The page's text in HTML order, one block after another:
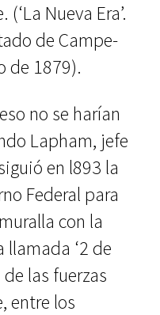
Nueva Era’.
de Campe­
de 1879).
no se harían
Lapham, jefe
en l893 la
Federal para
con la
‘2 de
las fuerzas
entre los